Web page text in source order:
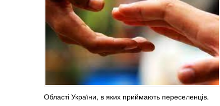
Області України, в яких приймають переселенців.